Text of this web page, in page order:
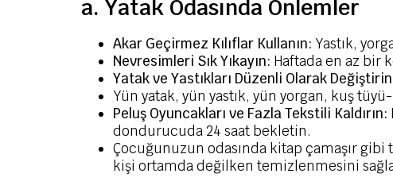
a. Yatak Odasında Önlemler
Akar Geçirmez Kılıflar Kullanın: Yastık,
Nevresimleri Sık Yıkayın: Haftada en az bir
Yatak ve Yastıkları Düzenli Olarak
Yün yatak, yün yastık, yün yorgan, kuş
Peluş Oyuncakları ve Fazla Tekstili Kaldırın:
dondurucuda 24 saat bekletin.
Çocuğunuzun odasında kitap çamaşır
kişi ortamda değilken temizlenmesini